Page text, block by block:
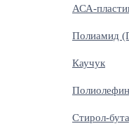
АСА-
Полиамид
Каучук
Стирол-